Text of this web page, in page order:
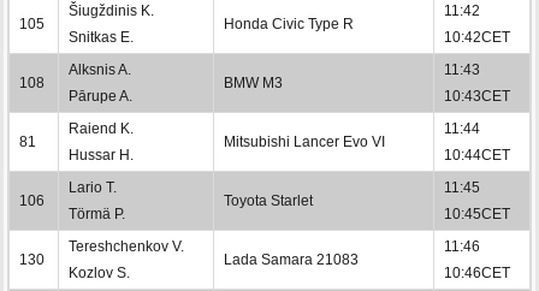
105
Šiugždinis K.
Snitkas E.
Honda Civic Type R
11:42
10:42CET
108
Alksnis A.
Pārupe A.
BMW M3
11:43
10:43CET
81
Raiend K.
Hussar H.
Mitsubishi Lancer Evo VI
11:44
10:44CET
106
Lario T.
Törmä P.
Toyota Starlet
11:45
10:45CET
130
Tereshchenkov V.
Kozlov S.
Lada Samara 21083
11:46
10:46CET